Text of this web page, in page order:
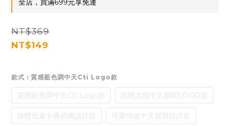
全店，買滿699元享免運
NT$369
NT$149
款式 : 質感藍色調中天Cti Logo款
質感藍色調中天Cti Logo款 沉穩大器中天新聞LOGO款
媒體元素卡通插圖設計款 可愛俏皮中天寶寶設計款